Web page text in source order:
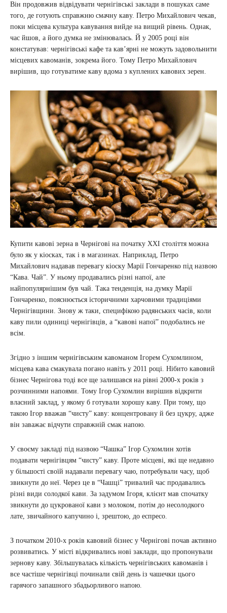
Він продовжив відвідувати чернігівські заклади в пошуках саме
того, де готують справжню смачну каву. Петро Михайлович чекав,
поки місцева культура кавування вийде на вищий рівень. Однак,
час йшов, а його думка не змінювалась. Й у 2005 році він
констатував: чернігівські кафе та кав’ярні не можуть задовольнити
місцевих кавоманів, зокрема його. Тому Петро Михайлович
вирішив, що готуватиме каву вдома з куплених кавових зерен.
Купити кавові зерна в Чернігові на початку XXI століття можна
було як у кіосках, так і в магазинах. Наприклад, Петро
Михайлович надавав перевагу кіоску Марії Гончаренко під назвою
“Кава. Чай”. У ньому продавались різні напої, але
найпопулярнішим був чай. Така тенденція, на думку Марії
Гончаренко, пояснюється історичними харчовими традиціями
Чернігівщини. Знову ж таки, специфікою радянських часів, коли
каву пили одиниці чернігівців, а “кавові напої” подобались не
всім.
Згідно з іншим чернігівським кавоманом Ігорем Сухомлином,
місцева кава смакувала погано навіть у 2011 році. Нібито кавовий
бізнес Чернігова тоді все ще залишався на рівні 2000-х років з
розчинними напоями. Тому Ігор Сухомлин вирішив відкрити
власний заклад, у якому б готували хорошу каву. При тому, що
такою Ігор вважав “чисту” каву: концентровану й без цукру, адже
він заважає відчути справжній смак напою.
У своєму закладі під назвою “Чашка” Ігор Сухомлин хотів
подавати чернігівцям “чисту” каву. Проте місцеві, які ще недавно
у більшості своїй надавали перевагу чаю, потребували часу, щоб
звикнути до неї. Через це в “Чашці” тривалий час продавались
різні види солодкої кави. За задумом Ігоря, клієнт мав спочатку
звикнути до цукрованої кави з молоком, потім до несолодкого
лате, звичайного капучино і, зрештою, до еспресо.
З початком 2010-х років кавовий бізнес у Чернігові почав активно
розвиватись. У місті відкривались нові заклади, що пропонували
зернову каву. Збільшувалась кількість чернігівських кавоманів і
все частіше чернігівці починали свій день із чашечки цього
гарячого запашного збадьорливого напою.